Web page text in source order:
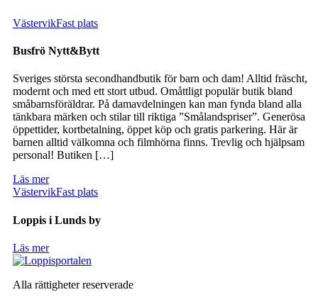
VästervikFast plats
Busfrö Nytt&Bytt
Sveriges största secondhandbutik för barn och dam! Alltid fräscht,
modernt och med ett stort utbud. Omåttligt populär butik bland
småbarnsföräldrar. På damavdelningen kan man fynda bland alla
tänkbara märken och stilar till riktiga ”Smålandspriser”. Generösa
öppettider, kortbetalning, öppet köp och gratis parkering. Här är
barnen alltid välkomna och filmhörna finns. Trevlig och hjälpsam
personal! Butiken […]
Läs mer
VästervikFast plats
Loppis i Lunds by
Läs mer
Alla rättigheter reserverade